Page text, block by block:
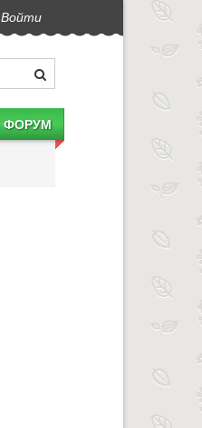
Войти
ФОРУМ